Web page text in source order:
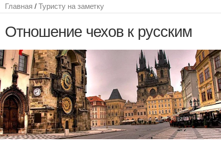
Главная / Туристу на заметку
Отношение чехов к русским